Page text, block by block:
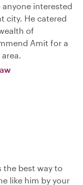
interested
city. He catered
of
Amit for a
the best way to
like him by your